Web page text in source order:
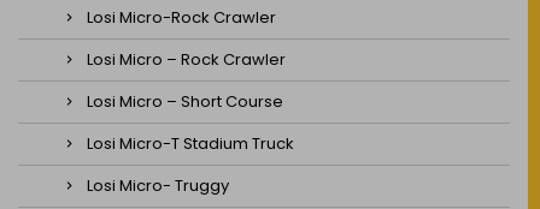
Losi Micro-Rock Crawler
Losi Micro – Rock Crawler
Losi Micro – Short Course
Losi Micro-T Stadium Truck
Losi Micro- Truggy